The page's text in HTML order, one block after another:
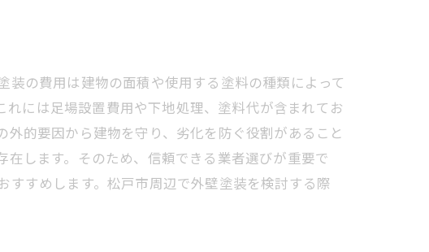
者選びの秘訣
の費用は建物の面積や使用する塗料の種類によって
には足場設置費用や下地処理、塗料代が含まれてお
的要因から建物を守り、劣化を防ぐ役割があること
します。そのため、信頼できる業者選びが重要で
すめします。松戸市周辺で外壁塗装を検討する際